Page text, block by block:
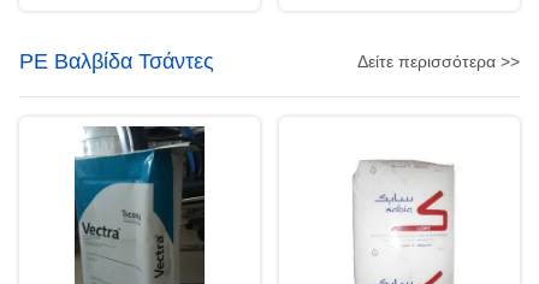
PE Βαλβίδα Τσάντες Δείτε περισσότερα >>